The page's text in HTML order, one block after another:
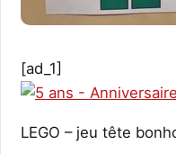
[ad_1]
LEGO – jeu tête